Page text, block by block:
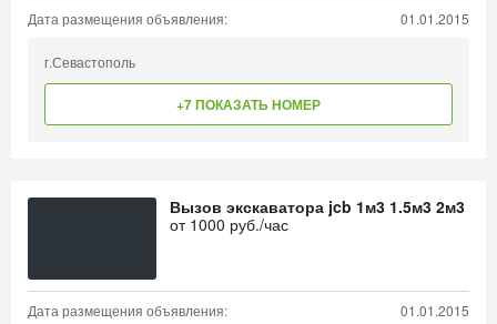
Дата размещения объявления: 01.01.2015
г.Севастополь
+7 ПОКАЗАТЬ НОМЕР
Вызов экскаватора jcb 1м3 1.5м3 2м3
от 1000 руб./час
Дата размещения объявления: 01.01.2015